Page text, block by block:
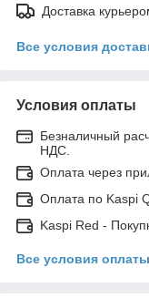
Доставка
Все условия
Условия оплаты
Безналичный
НДС.
Оплата через
Оплата по Kaspi
Kaspi Red -
Все условия оплаты